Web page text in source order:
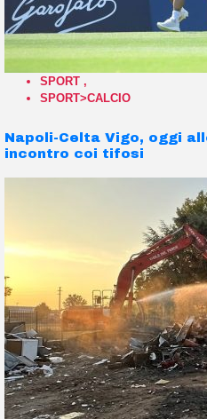
SPORT ,
SPORT>CALCIO
Napoli-Celta Vigo, oggi
incontro coi tifosi